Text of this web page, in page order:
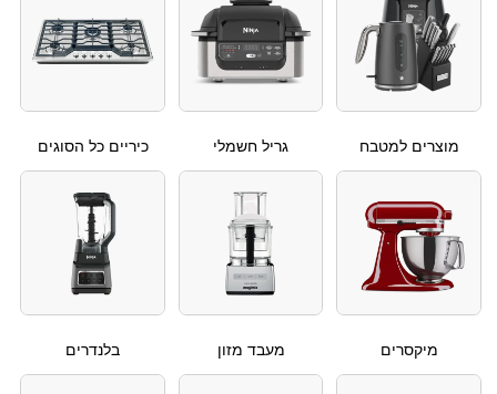
מוצרים למטבח גריל חשמלי כיריים כל הסוגים
מיקסרים מעבד מזון בלנדרים